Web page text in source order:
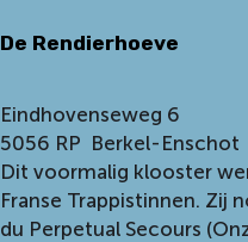
n
o
r
s
g
a
n
G
o
g
De Rendierhoeve
D
e
R
e
n
Eindhovenseweg 6
5056 RP Berkel-Enschot
Dit voormalig klooster
Franse Trappistinnen. Zij
du Perpetual Secours